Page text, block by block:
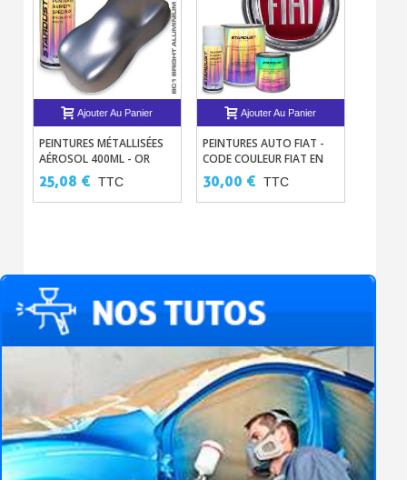
Ajouter Au Panier
PEINTURES MÉTALLISÉES
AÉROSOL 400ML - OR
DORÉ-BRONZE-CUIVRE-
ALUMINIUM
25,08 € TTC
Ajouter Au Panier
PEINTURES AUTO FIAT -
CODE COULEUR FIAT EN
BASE À VERNIR
SOLVANTÉE
30,00 € TTC